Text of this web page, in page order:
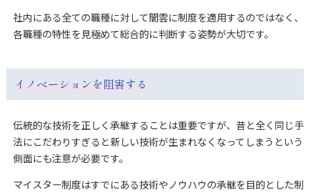
社内にある全ての職種に対して闇雲に制度を適用するのではなく、
各職種の特性を見極めて総合的に判断する姿勢が大切です。
イノベーションを阻害する
伝統的な技術を正しく承継することは重要ですが、昔と全く同じ手
法にこだわりすぎると新しい技術が生まれなくなってしまうという
側面にも注意が必要です。
マイスター制度はすでにある技術やノウハウの承継を目的とした制